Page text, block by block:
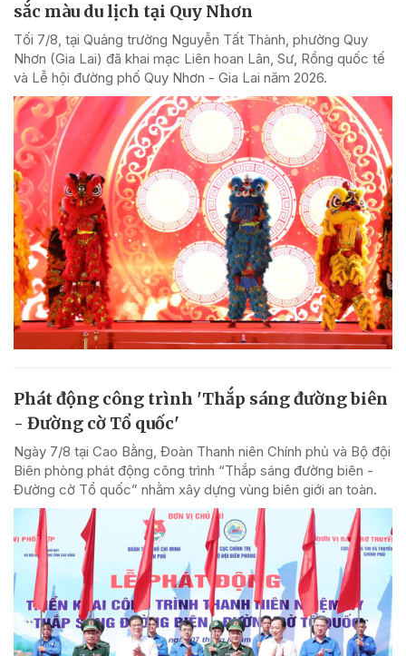
sắc màu du lịch tại Quy Nhơn
Tối 7/8, tại Quảng trường Nguyễn Tất Thành, phường Quy
Nhơn (Gia Lai) đã khai mạc Liên hoan Lân, Sư, Rồng quốc tế
và Lễ hội đường phố Quy Nhơn - Gia Lai năm 2026.
Phát động công trình 'Thắp sáng đường biên
- Đường cờ Tổ quốc'
Ngày 7/8 tại Cao Bằng, Đoàn Thanh niên Chính phủ và Bộ đội
Biên phòng phát động công trình “Thắp sáng đường biên -
Đường cờ Tổ quốc” nhằm xây dựng vùng biên giới an toàn.